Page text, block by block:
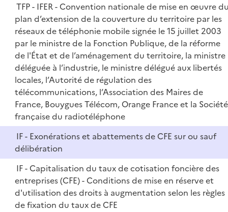
TFP - IFER - Convention nationale de mise en œuvre
plan d’extension de la couverture du territoire par les
réseaux de téléphonie mobile signée le 15 juillet 2003
par le ministre de la Fonction Publique, de la réforme
de l'État et de l’aménagement du territoire, la ministre
déléguée à l’industrie, le ministre délégué aux libertés
locales, l’Autorité de régulation des
télécommunications, l’Association des Maires de
France, Bouygues Télécom, Orange France et la Société
française du radiotéléphone
IF - Exonérations et abattements de CFE sur ou sauf
délibération
IF - Capitalisation du taux de cotisation foncière des
entreprises (CFE) - Conditions de mise en réserve et
d'utilisation des droits à augmentation selon les règles
de fixation du taux de CFE